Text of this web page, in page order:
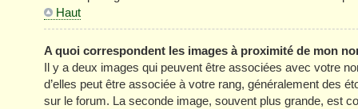
Haut
A quoi correspondent les images à proximité de mon
Il y a deux images qui peuvent être associées avec votre
d’elles peut être associée à votre rang, généralement des
sur le forum. La seconde image, souvent plus grande, est